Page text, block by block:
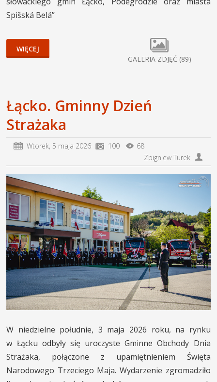
Spišská Belá”
WIĘCEJ
GALERIA ZDJĘĆ (89)
Łącko. Gminny Dzień
Strażaka
Wtorek, 5 maja 2026 100
68
Zbigniew Turek
W niedzielne południe, 3 maja 2026 roku, na rynku
w Łącku odbyły się uroczyste Gminne Obchody Dnia
Strażaka, połączone z upamiętnieniem Święta
Narodowego Trzeciego Maja. Wydarzenie zgromadziło